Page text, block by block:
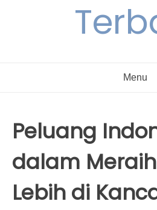
Menu
Peluang
dalam
Lebih di